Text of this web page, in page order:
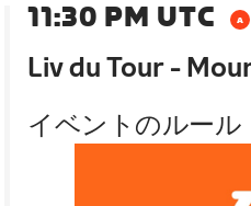
11:30 PM UTC
Liv du Tour -
イベントのルール